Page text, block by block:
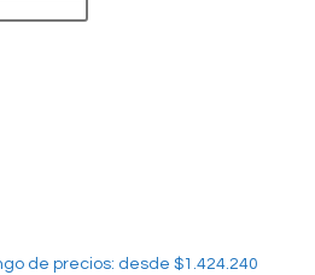
de precios: desde $1.424.240